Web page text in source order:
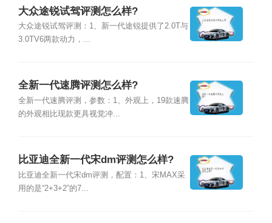
大众途锐试驾评测怎么样?
大众途锐试驾评测：1、新一代途锐提供了2.0T与
3.0TV6两款动力，...
全新一代速腾评测怎么样?
全新一代速腾评测，参数：1、外观上，19款速腾
的外观相比现款更具视觉冲...
比亚迪全新一代宋dm评测怎么样?
比亚迪全新一代宋dm评测，配置：1、宋MAX采
用的是“2+3+2”的7...